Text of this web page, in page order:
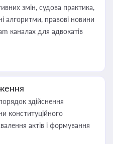
змін, судова практика,
алгоритми, правові новини
каналах для адвокатів
здійснення
конституційного
актів і формування